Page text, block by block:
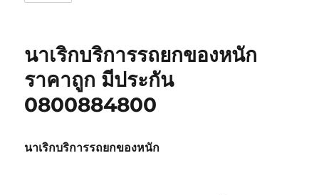
นาเริกบริการรถยกของหนัก
ราคาถูก มีประกัน
0800884800
นาเริกบริการรถยกของหนัก